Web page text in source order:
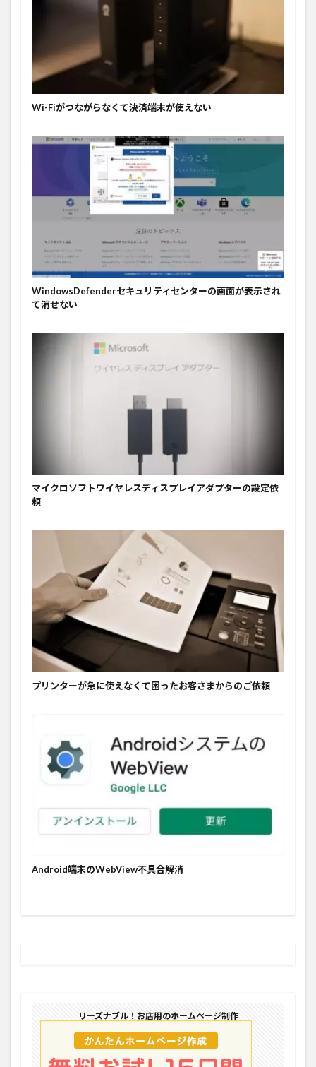
Wi-Fiがつながらなくて決済端末が使えない
WindowsDefenderセキュリティセンターの画面が表示され
て消せない
マイクロソフトワイヤレスディスプレイアダプターの設定依
頼
プリンターが急に使えなくて困ったお客さまからのご依頼
Android端末のWebView不具合解消
リーズナブル！お店用のホームページ制作